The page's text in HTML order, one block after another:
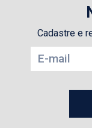
Cadastre e